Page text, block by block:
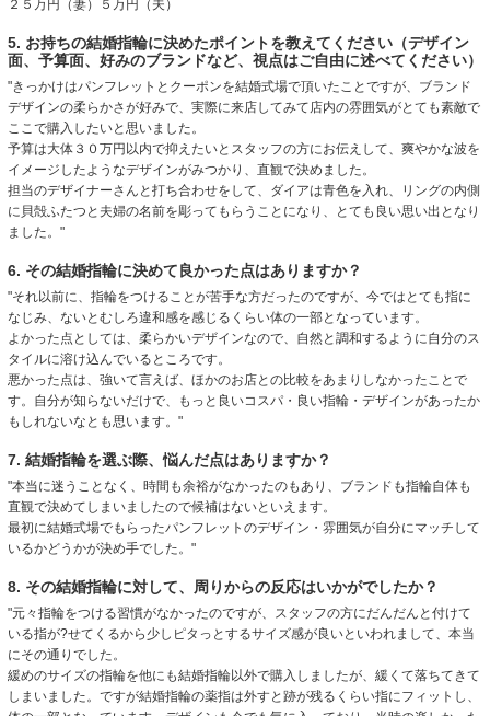
２５万円（妻）５万円（夫）
5. お持ちの結婚指輪に決めたポイントを教えてください（デザイン
面、予算面、好みのブランドなど、視点はご自由に述べてください）
"きっかけはパンフレットとクーポンを結婚式場で頂いたことですが、ブランド
デザインの柔らかさが好みで、実際に来店してみて店内の雰囲気がとても素敵で
ここで購入したいと思いました。
予算は大体３０万円以内で抑えたいとスタッフの方にお伝えして、爽やかな波を
イメージしたようなデザインがみつかり、直観で決めました。
担当のデザイナーさんと打ち合わせをして、ダイアは青色を入れ、リングの内側
に貝殻ふたつと夫婦の名前を彫ってもらうことになり、とても良い思い出となり
ました。"
6. その結婚指輪に決めて良かった点はありますか？
"それ以前に、指輪をつけることが苦手な方だったのですが、今ではとても指に
なじみ、ないとむしろ違和感を感じるくらい体の一部となっています。
よかった点としては、柔らかいデザインなので、自然と調和するように自分のス
タイルに溶け込んでいるところです。
悪かった点は、強いて言えば、ほかのお店との比較をあまりしなかったことで
す。自分が知らないだけで、もっと良いコスパ・良い指輪・デザインがあったか
もしれないなとも思います。"
7. 結婚指輪を選ぶ際、悩んだ点はありますか？
"本当に迷うことなく、時間も余裕がなかったのもあり、ブランドも指輪自体も
直観で決めてしまいましたので候補はないといえます。
最初に結婚式場でもらったパンフレットのデザイン・雰囲気が自分にマッチして
いるかどうかが決め手でした。"
8. その結婚指輪に対して、周りからの反応はいかがでしたか？
"元々指輪をつける習慣がなかったのですが、スタッフの方にだんだんと付けて
いる指が?せてくるから少しピタっとするサイズ感が良いといわれまして、本当
にその通りでした。
緩めのサイズの指輪を他にも結婚指輪以外で購入しましたが、緩くて落ちてきて
しまいました。ですが結婚指輪の薬指は外すと跡が残るくらい指にフィットし、